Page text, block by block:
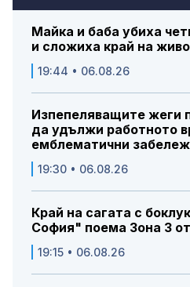
Майка и баба убиха
и сложиха край на
19:44 • 06.08.26
Изпепеляващите жеги
да удължи работното
емблематични
19:30 • 06.08.26
Край на сагата с
София" поема Зона 3
19:15 • 06.08.26